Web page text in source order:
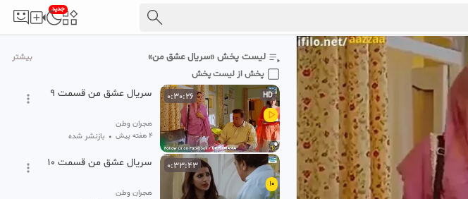
جدید
لیست پخش «سریال عشق من» بیشتر
پخش از لیست پخش
سریال عشق من قسمت ۸
هجران وطن
0:30:26 HD سریال عشق من قسمت ۹
هجران وطن
۴ هفته پیش • بازنشر شده
10
0:33:43 سریال عشق من قسمت ۱۰
هجران وطن